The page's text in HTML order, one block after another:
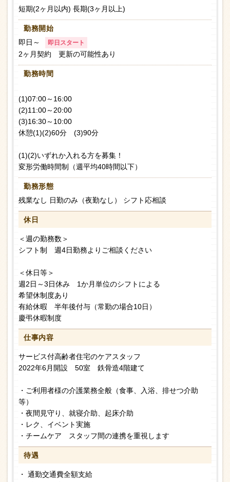
短期(2ヶ月以内) 長期(3ヶ月以上)
勤務開始
即日～
即日スタート
2ヶ月契約 更新の可能性あり
勤務時間
(1)07:00～16:00
(2)11:00～20:00
(3)16:30～10:00
休憩(1)(2)60分 (3)90分
(1)(2)いずれか入れる方を募集！
変形労働時間制（週平均40時間以下）
勤務形態
残業なし 日勤のみ（夜勤なし） シフト応相談
休日
＜週の勤務数＞
シフト制 週4日勤務よりご相談ください
＜休日等＞
週2日～3日休み 1か月単位のシフトによる
希望休制度あり
有給休暇 半年後付与（常勤の場合10日）
慶弔休暇制度
仕事内容
サービス付高齢者住宅のケアスタッフ
2022年6月開設 50室 鉄骨造4階建て
・ご利用者様の介護業務全般（食事、入浴、排せつ介助
等）
・夜間見守り、就寝介助、起床介助
・レク、イベント実施
・チームケア スタッフ間の連携を重視します
待遇
・ 通勤交通費全額支給